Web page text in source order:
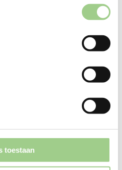
toestaan